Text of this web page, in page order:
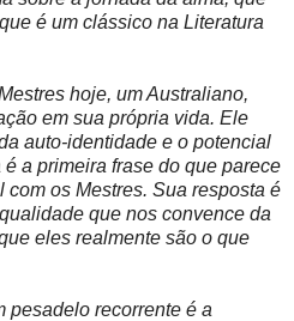
é um clássico na Literatura
hoje, um Australiano,
em sua própria vida. Ele
auto-identidade e o potencial
a primeira frase do que parece
os Mestres. Sua resposta é
que nos convence da
eles realmente são o que
pesadelo recorrente é a